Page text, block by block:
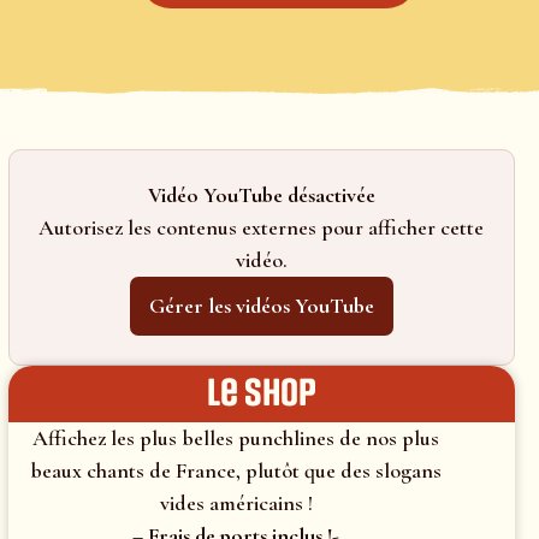
Vidéo YouTube désactivée
Autorisez les contenus externes pour afficher cette
vidéo.
Gérer les vidéos YouTube
le shop
Affichez les plus belles punchlines de nos plus
beaux chants de France, plutôt que des slogans
vides américains !